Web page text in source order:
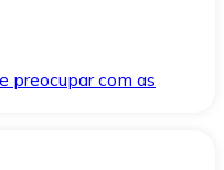
preocupar com as